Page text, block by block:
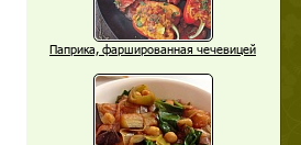
Паприка, фаршированная чечевицей